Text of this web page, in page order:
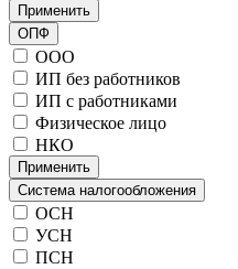
Применить
ОПФ
ООО
ИП без работников
ИП с работниками
Физическое лицо
НКО
Применить
Система налогообложения
ОСН
УСН
ПСН